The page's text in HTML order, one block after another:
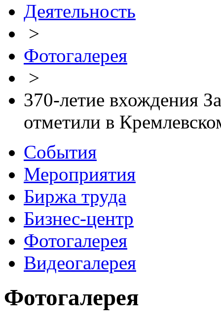
Деятельность
>
Фотогалерея
>
370-летие вхождения
отметили в
События
Мероприятия
Биржа труда
Бизнес-центр
Фотогалерея
Видеогалерея
Фотогалерея